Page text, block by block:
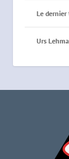
Le dernier
Urs